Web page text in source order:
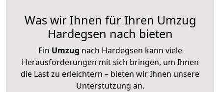
Was wir Ihnen für Ihren Umzug
Hardegsen nach bieten
Ein Umzug nach Hardegsen kann viele
Herausforderungen mit sich bringen, um Ihnen
die Last zu erleichtern – bieten wir Ihnen unsere
Unterstützung an.